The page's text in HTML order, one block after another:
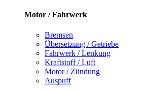
Motor / Fahrwerk
Bremsen
Übersetzung / Getriebe
Fahrwerk / Lenkung
Kraftstoff / Luft
Motor / Zündung
Auspuff